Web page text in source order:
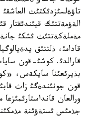
تاؤةلسئزدئكتئث العاشقئ
الةؤمةتتئك
مةملةكةتتئث ئشكئ
قادامئ، ذلتتئق
قارالدئ. كوشئ-قون
بذيرئعئنا سايكةس،
قون جونئندةگئ زاث
ورالعان
جذمئس ئستةؤئنة